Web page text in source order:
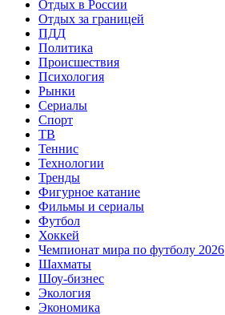
Отдых в России
Отдых за границей
ПДД
Политика
Происшествия
Психология
Рынки
Сериалы
Спорт
ТВ
Теннис
Технологии
Тренды
Фигурное катание
Фильмы и сериалы
Футбол
Хоккей
Чемпионат мира по футболу 2026
Шахматы
Шоу-бизнес
Экология
Экономика